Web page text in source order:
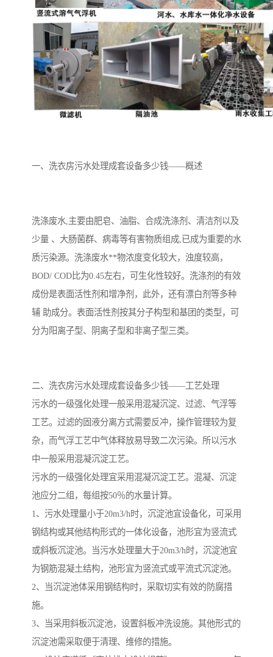
一、洗衣房污水处理成套设备多少钱——概述
洗涤废水,主要由肥皂、油脂、合成洗涤剂、清洁剂以及
少量 、大肠菌群、病毒等有害物质组成,已成为重要的水
质污染源。洗涤废水**物浓度变化较大，浊度较高，
BOD/ COD比为0.45左右，可生化性较好。洗涤剂的有效
成份是表面活性剂和增净剂，此外，还有漂白剂等多种
辅 助成分。表面活性剂按其分子构型和基团的类型，可
分为阳离子型、阴离子型和非离子型三类。
二、洗衣房污水处理成套设备多少钱——工艺处理
污水的一级强化处理一般采用混凝沉淀、过滤、气浮等
工艺。过滤的固液分离方式需要反冲，操作管理较为复
杂，而气浮工艺中气体释放易导致二次污染。所以污水
中一般采用混凝沉淀工艺。
污水的一级强化处理宜采用混凝沉淀工艺。混凝、沉淀
池应分二组，每组按50％的水量计算。
1、污水处理量小于20m3/h时，沉淀池宜设备化，可采用
钢结构或其他结构形式的一体化设备，池形宜为竖流式
或斜板沉淀池。当污水处理量大于20m3/h时，沉淀池宜
为钢筋混凝土结构，池形宜为竖流式或平流式沉淀池。
2、当沉淀池体采用钢结构时，采取切实有效的防腐措
施。
3、当采用斜板沉淀池，设置斜板冲洗设施。其他形式的
沉淀池需采取便于清理、维修的措施。
微动力污水处理设备 集中式生活污水处理设备
接触式一体化污水处理设 化粪池一体化污水处理设
备
污水处理一体化设备 气浮机设备
淀粉污水处理设备 塑料污水处理设备
生产厂家
洗车污水处理设备 变电站污水处理设备
熟食厂污水处理设备 美容院一体化污水处理设
备
汽车污水处理设备 你猜生活污水处理设备
农村生活污水处理设备 玻璃钢污水处理设备
生活污水处理设备 医疗污水处理设备
医疗机构污水处理设备 酿酒污水
风景区生活一体化设备 纺织印染废水
豆制品污水